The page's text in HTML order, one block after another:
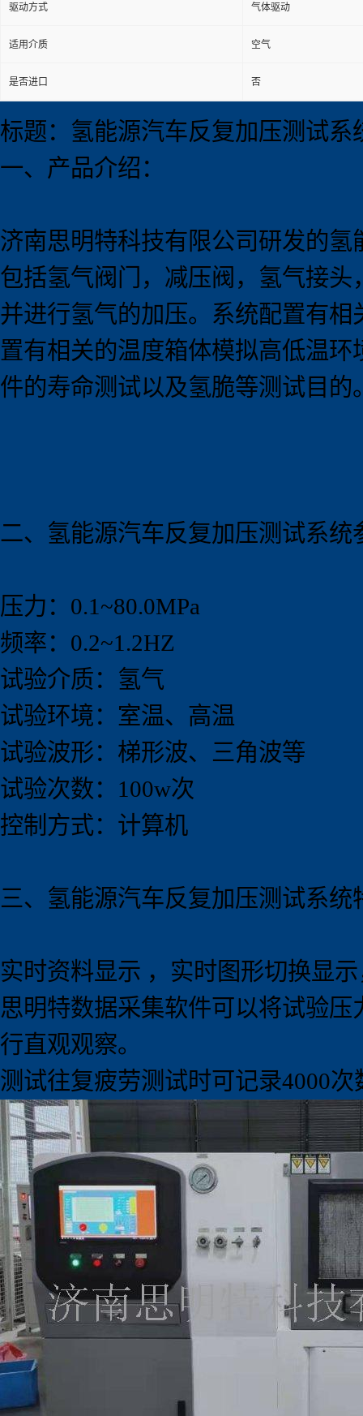
驱动方式 气体驱动
适用介质 空气
是否进口 否
标题：氢能源汽车反复加压测试系
一、产品介绍：
济南思明特科技有限公司研发的氢
包括氢气阀门，减压阀，氢气接
并进行氢气的加压。系统配置有
置有相关的温度箱体模拟高低温
件的寿命测试以及氢脆等测试目的
二、 氢能源汽车反复加压测试系统
压力：0.1~80.0MPa
频率：0.2~1.2HZ
试验介质：氢气
试验环境：室温、高温
试验波形：梯形波、三角波等
试验次数：100w次
控制方式：计算机
三、 氢能源汽车反复加压测试系统
实时资料显示 ，实时图形切换显
思明特数据采集软件可以将试验
行直观观察。
测试往复疲劳测试时可记录4000